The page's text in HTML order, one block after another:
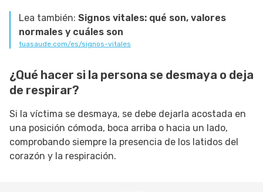
Lea también: Signos vitales: qué son, valores
normales y cuáles son
tuasaude.com/es/signos-vitales
¿Qué hacer si la persona se desmaya o deja
de respirar?
Si la víctima se desmaya, se debe dejarla acostada en
una posición cómoda, boca arriba o hacia un lado,
comprobando siempre la presencia de los latidos del
corazón y la respiración.